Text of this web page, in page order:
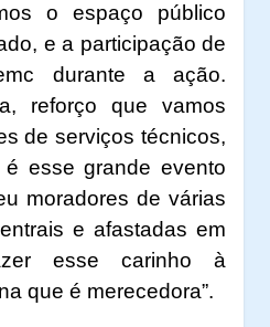
o espaço público
e a participação de
durante a ação.
reforço que vamos
de serviços técnicos,
esse grande evento
moradores de várias
e afastadas em
esse carinho à
que é merecedora”.